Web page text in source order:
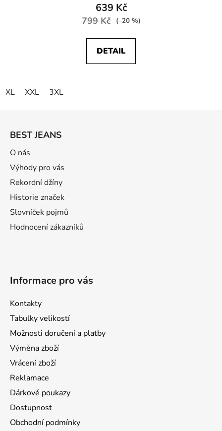
639 Kč
799 Kč (–20 %)
DETAIL
XL XXL 3XL
BEST JEANS
O nás
Výhody pro vás
Rekordní džíny
Historie značek
Slovníček pojmů
Hodnocení zákazníků
Informace pro vás
Kontakty
Tabulky velikostí
Možnosti doručení a platby
Výměna zboží
Vrácení zboží
Reklamace
Dárkové poukazy
Dostupnost
Obchodní podmínky